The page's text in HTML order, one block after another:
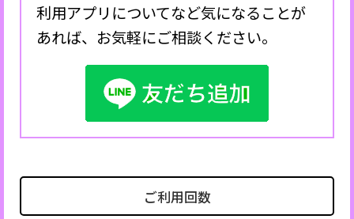
利用アプリについてなど気になることが
あれば、お気軽にご相談ください。
ご利用回数